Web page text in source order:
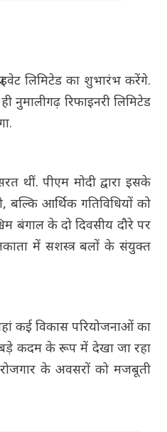
लिमिटेड का शुभारंभ करेंगे.
नुमालीगढ़ रिफाइनरी लिमिटेड
थीं. पीएम मोदी द्वारा इसके
आर्थिक गतिविधियों को
बंगाल के दो दिवसीय दौरे पर
में सशस्त्र बलों के संयुक्त
कई विकास परियोजनाओं का
के बड़े कदम के रूप में देखा जा रहा
रोजगार के अवसरों को मजबूती